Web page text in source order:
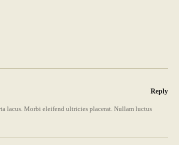
Reply
lacus. Morbi eleifend ultricies placerat. Nullam luctus